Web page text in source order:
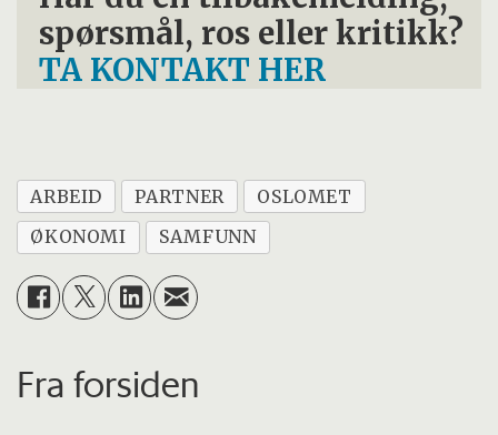
spørsmål, ros eller kritikk?
TA KONTAKT HER
ARBEID PARTNER
OSLOMET
ØKONOMI
SAMFUNN
Fra forsiden